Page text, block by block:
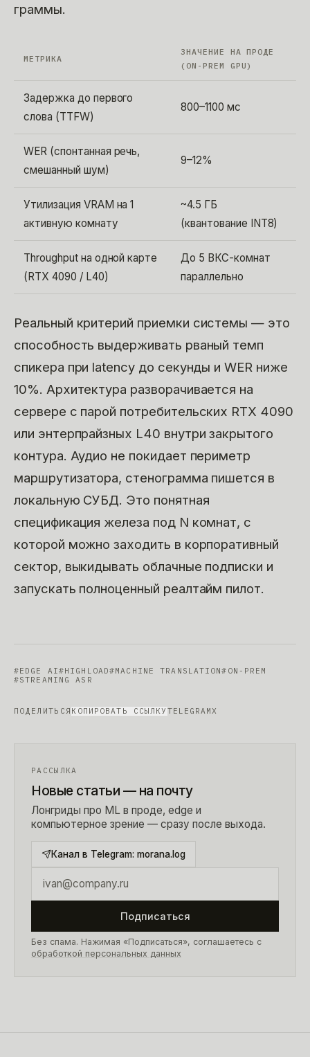
граммы.
МЕТРИКА
ЗНАЧЕНИЕ НА ПРОДЕ
(ON-PREM GPU)
Задержка до первого
слова (TTFW)
800–1100 мс
WER (спонтанная речь,
смешанный шум)
9–12%
Утилизация VRAM на 1
активную комнату
~4.5 ГБ
(квантование INT8)
Throughput на одной карте
(RTX 4090 / L40)
До 5 ВКС-комнат
параллельно
Реальный критерий приемки системы — это
способность выдерживать рваный темп
спикера при latency до секунды и WER ниже
10%. Архитектура разворачивается на
сервере с парой потребительских RTX 4090
или энтерпрайзных L40 внутри закрытого
контура. Аудио не покидает периметр
маршрутизатора, стенограмма пишется в
локальную СУБД. Это понятная
спецификация железа под N комнат, с
которой можно заходить в корпоративный
сектор, выкидывать облачные подписки и
запускать полноценный реалтайм пилот.
#EDGE AI#HIGHLOAD#MACHINE TRANSLATION# ON-PREM
#STREAMING ASR
ПОДЕЛИТЬСЯ КОПИРОВАТЬ ССЫЛКУ TELEGRAMX
РАССЫЛКА
Новые статьи — на почту
Лонгриды про ML в проде, edge и
компьютерное зрение — сразу после выхода.
Канал в Telegram: morana.log
Подписаться
Без спама. Нажимая «Подписаться», соглашаетесь с
обработкой персональных данных